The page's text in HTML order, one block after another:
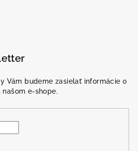
Vám budeme zasielať informácie o
e-shope.